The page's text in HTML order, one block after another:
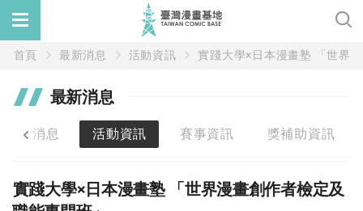
首頁 最新消息 活動資訊 實踐大學×日本漫畫塾 「世界
最新消息
漫畫消息 活動資訊 賽事資訊 獎補助資訊
實踐大學×日本漫畫塾 「世界漫畫創作者檢定及